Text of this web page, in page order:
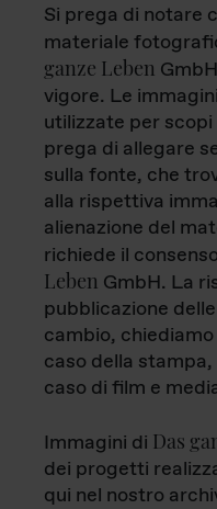
Si prega di notare
materiale
ganze Leben
vigore. Le
utilizzate per
prega di allegare
sulla fonte, che
alla rispettiva
alienazione del
richiede il
Leben GmbH. La
pubblicazione
cambio,
caso della
caso di film e
Immagini di Das
dei progetti
qui nel nostro